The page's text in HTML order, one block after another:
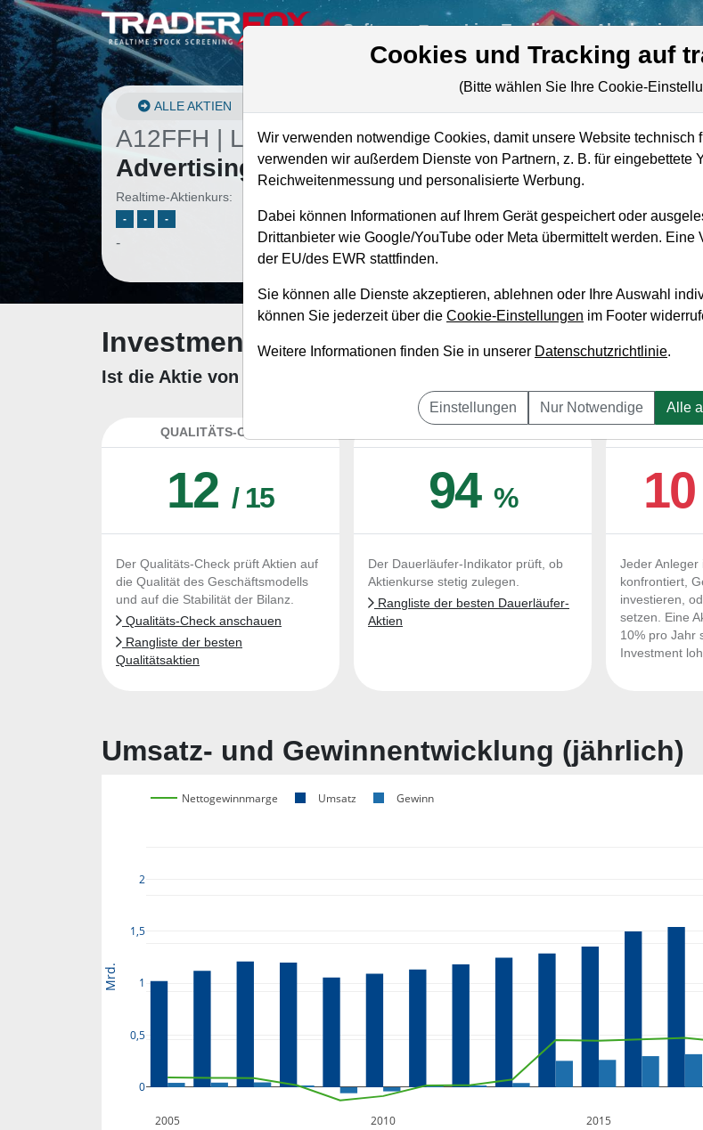
Software Live-Trading Akademie
ALLE AKTIEN
A12FFH | LAMR–Lamar
Advertising Aktie
Realtime-Aktienkurs:
- - -
-
Marktkapitalisierung 16,04 Mrd.
Unternehmenswert
Umsatz 2,27 Mrd.
Investment-Check: Kaufempfehlung?
Ist die Aktie von Lamar Advertising zum Kaufen und Liegenlassen
QUALITÄTS-CHECK
12/ 15
Der Qualitäts-Check prüft Aktien auf
die Qualität des Geschäftsmodells
und auf die Stabilität der Bilanz.
Qualitäts-Check anschauen
Rangliste der besten
Qualitätsaktien
94 %
Der Dauerläufer-Indikator prüft, ob
Aktienkurse stetig zulegen.
Rangliste der besten Dauerläufer-
Aktien
10
Jeder Anleger
konfrontiert,
investieren,
setzen. Eine
10% pro Jahr
Investment
Umsatz- und Gewinnentwicklung (jährlich)
2005 2010 2015
0
0,5
1
1,5
2
Nettogewinnmarge Umsatz Gewinn
Mrd.
Cookies und Tracking auf
(Bitte wählen Sie Ihre Cookie-
Wir verwenden notwendige Cookies, damit unsere Website technisch
verwenden wir außerdem Dienste von Partnern, z. B. für eingebettete
Reichweitenmessung und personalisierte Werbung.
Dabei können Informationen auf Ihrem Gerät gespeichert oder
Drittanbieter wie Google/YouTube oder Meta übermittelt werden.
der EU/des EWR stattfinden.
Sie können alle Dienste akzeptieren, ablehnen oder Ihre Auswahl
können Sie jederzeit über die Cookie-Einstellungen im Footer
Weitere Informationen finden Sie in unserer Datenschutzrichtlinie.
Einstellungen Nur Notwendige Alle